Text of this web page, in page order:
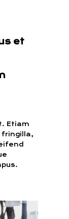
et
Etiam
fringilla,